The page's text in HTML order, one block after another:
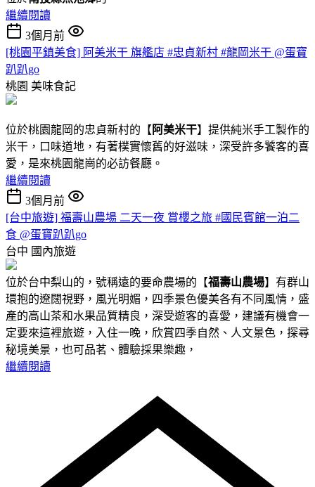
繼續閱讀
3個月前
[桃園平鎮美食] 阿美米干 旗艦店 #忠貞新村 #龍岡米干 @蛋寶
趴趴go
桃園 美味食記
位於桃園龍岡的忠貞新村的【 阿美米干】提供純米手工製作的
米干，口味道地，有著樸實懷舊的好滋味，深受許多饕客的喜
愛，是來桃園龍崗的必訪餐廳。
繼續閱讀
3個月前
[台中旅遊] 福壽山農場 二天一夜 賞櫻之旅 #國民賓館一泊二
食 @蛋寶趴趴go
台中 國內旅遊
位於台中梨山的，號稱遠的要命農場的【福壽山農場】有群山
環抱的遼闊視野，風光明媚，四季景色優美各有不同風情，盛
產的高山茶和水果品質精良，深受遊客的喜愛，建議有機會一
定要來這裡旅遊，入住一晚，欣賞四季自然、人文景色，探尋
秘境美景，也可品茗、體驗採果樂趣，
繼續閱讀